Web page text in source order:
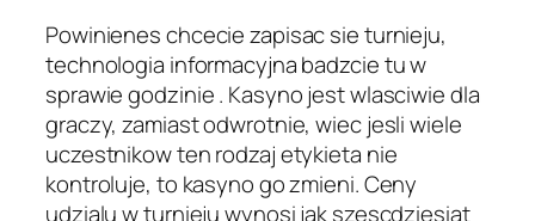
Powinienes chcecie zapisac sie turnieju,
technologia informacyjna badzcie tu w
sprawie godzinie . Kasyno jest wlasciwie dla
graczy, zamiast odwrotnie, wiec jesli wiele
uczestnikow ten rodzaj etykieta nie
kontroluje, to kasyno go zmieni. Ceny
udzialu w turnieju wynosi jak szescdziesiat